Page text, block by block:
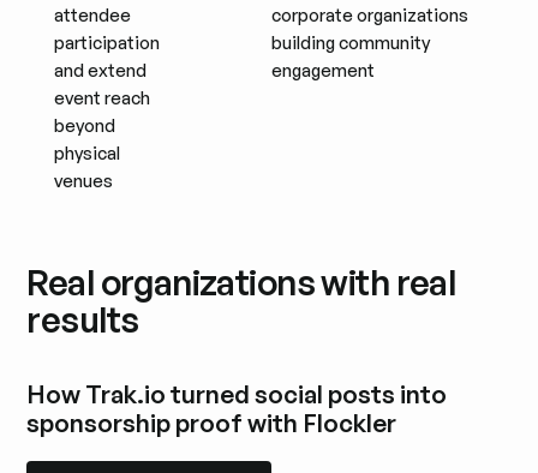
attendee
participation
and extend
event reach
beyond
physical
venues
corporate organizations
building community
engagement
Real organizations with real
results
How Trak.io turned social posts into
sponsorship proof with Flockler